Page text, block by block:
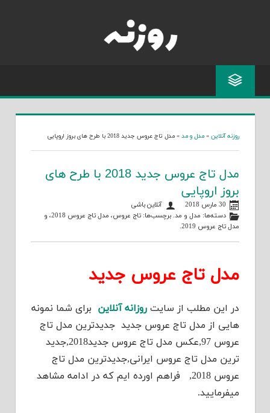
روزنه آنلاین » مدل و مد » مدل تاج عروس جدید 2018 با طرح های بروز اروپایی
مدل تاج عروس جدید 2018 با طرح های
بروز اروپایی
30 مارس 2018
آنلاین باشی
دسته‌ها: مدل و مد. برچسب‌ها:تاج عروس، مدل تاج عروس 2018
، و
مدل تاج عروس 2019
.
مدل تاج عروس جدید
در این مطلب از سایت روزانه آنلاین برای شما نمونه
هایی از مدل تاج عروس جدید جدیدترین مدل تاج
عروس 97,عکس مدل تاج عروس جدید2018,جدید
ترین مدل تاج عروس ایرانی,جدیدترین مدل تاج
عروس 2018, فراهم اورده ایم که در ادامه مشاهد
میفرمایید.